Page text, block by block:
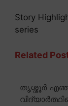
Story
series
Related
തൃശ്ശൂർ